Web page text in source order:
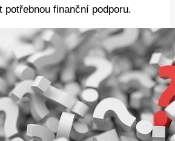
potřebnou finanční podporu.